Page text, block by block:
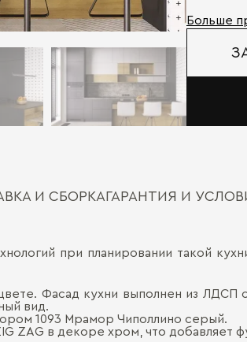
Больше
И СБОРКАГАРАНТИЯ И
при планировании такой
Фасад кухни выполнен из
вид.
1093 Мрамор Чиполлино серый.
ZAG в декоре хром, что добавляет